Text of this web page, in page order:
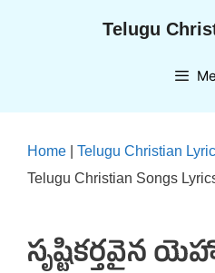
Telugu
Home Telugu Christian
Telugu Christian Songs
సృష్టికర్తవైన